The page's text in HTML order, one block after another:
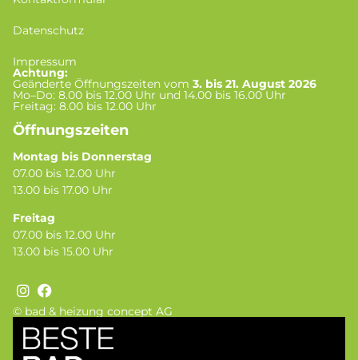
© bad & heizung concept AG
Datenschutz
Impressum
Achtung:
Geänderte Öffnungszeiten vom 3. bis 21. August 2026
Mo–Do: 8.00 bis 12.00 Uhr und 14.00 bis 16.00 Uhr
Freitag: 8.00 bis 12.00 Uhr
Öffnungszeiten
Montag bis Donnerstag
07.00 bis 12.00 Uhr
13.00 bis 17.00 Uhr
Freitag
07.00 bis 12.00 Uhr
13.00 bis 15.00 Uhr